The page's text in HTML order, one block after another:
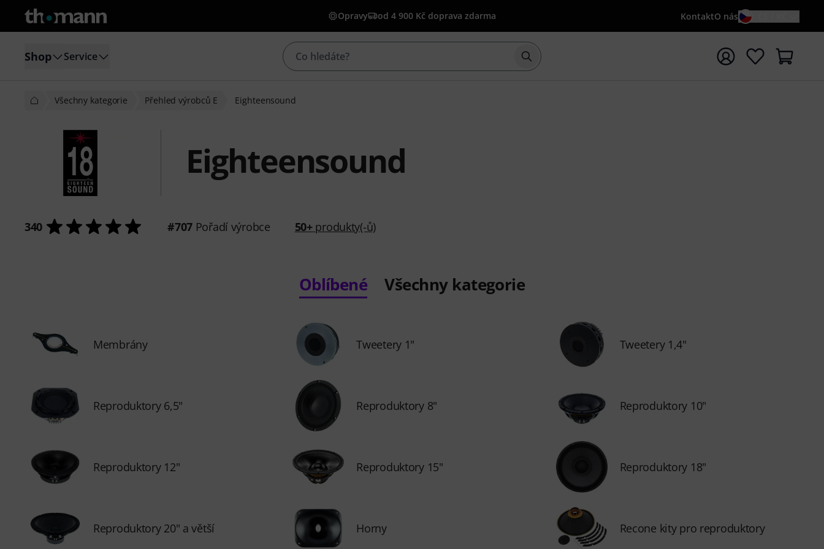
Opravy od 4 900 Kč doprava zdarma KontaktO nás
Shop Service Začít vyhledávání s vyhledávaným výrazem {searchTerm}
Všechny kategorie Přehled výrobců E Eighteensound
Eighteensound
340 #707Pořadí výrobce 50+produkty(-ů)
Oblíbené Všechny kategorie
Membrány Tweetery 1" Tweetery 1,4"
Reproduktory 6,5" Reproduktory 8" Reproduktory 10"
Reproduktory 12" Reproduktory 15" Reproduktory 18"
Reproduktory 20" a větší Horny Recone kity pro reproduktory